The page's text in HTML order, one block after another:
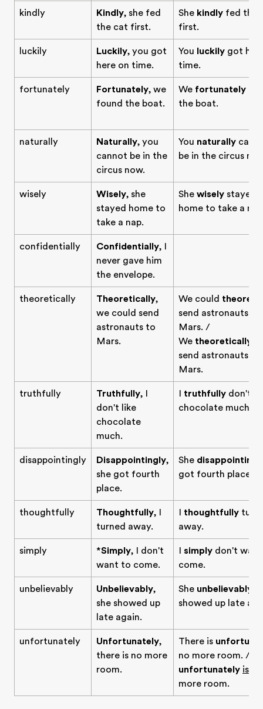
kindly Kindly, she fed
the cat first.
She kindly fed the
first.
luckily Luckily, you got
here on time.
You luckily got
time.
fortunately Fortunately, we
found the boat.
We fortunately
the boat.
naturally Naturally, you
cannot be in the
circus now.
You naturally
be in the circus
wisely Wisely, she
stayed home to
take a nap.
She wisely stayed
home to take a
confidentially Confidentially, I
never gave him
the envelope.
theoretically Theoretically,
we could send
astronauts to
Mars.
We could
send astronauts to
Mars. /
We theoretically
send astronauts to
Mars.
truthfully Truthfully, I
don't like
chocolate
much.
I truthfully don't
chocolate much.
disappointingly Disappointingly,
she got fourth
place.
She
got fourth place.
thoughtfully Thoughtfully, I
turned away.
I thoughtfully
away.
simply *Simply, I don't
want to come.
I simply don't
come.
unbelievably Unbelievably,
she showed up
late again.
She unbelievably
showed up late
unfortunately Unfortunately,
there is no more
room.
There is
no more room. /
unfortunately is
more room.